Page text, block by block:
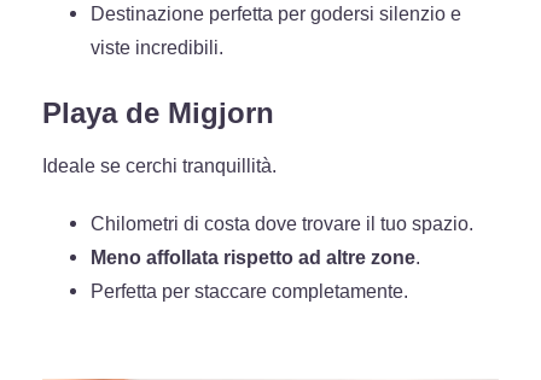
Destinazione perfetta per godersi silenzio e
viste incredibili.
Playa de Migjorn
Ideale se cerchi tranquillità.
Chilometri di costa dove trovare il tuo spazio.
Meno affollata rispetto ad altre zone.
Perfetta per staccare completamente.